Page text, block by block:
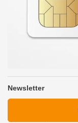
Newsletter